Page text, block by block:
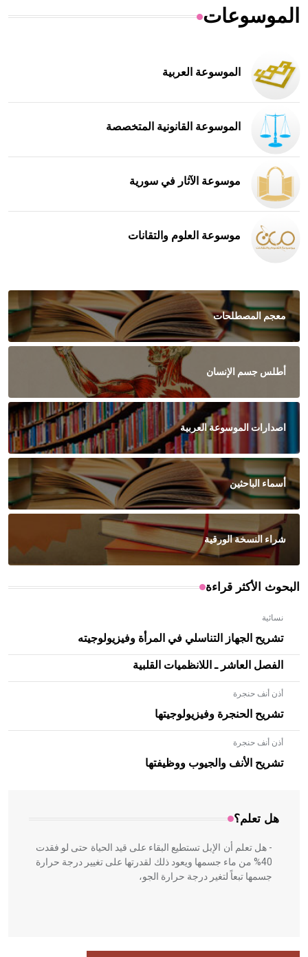
الموسوعات
الموسوعة العربية
الموسوعة القانونية المتخصصة
موسوعة الآثار في سورية
موسوعة العلوم والتقانات
معجم المصطلحات
أطلس جسم الإنسان
اصدارات الموسوعة العربية
أسماء الباحثين
شراء النسخة الورقية
البحوث الأكثر قراءة
نسائية
تشريح الجهاز التناسلي في المرأة وفيزيولوجيته
الفصل العاشر ـ اللانظميات القلبية
أذن أنف حنجرة
تشريح الحنجرة وفيزيولوجيتها
أذن أنف حنجرة
تشريح الأنف والجيوب ووظيفتها
هل تعلم؟
- هل تعلم أن الأبلق نوع من الفنون الهندسية التي ارتبطت
بالعمارة الإسلامية في بلاد الشام ومصر خاصة، حيث يحرص
المعمار على بناء مداميكه وخاصة في الواجهات
- هل تعلم أن الإبل تستطيع البقاء على قيد الحياة حتى لو فقدت
40% من ماء جسمها ويعود ذلك لقدرتها على تغيير درجة حرارة
جسمها تبعاً لتغير درجة حرارة الجو،
- هل تعلم أن أبقراط كتب في الطب أربعة مؤلفات هي: